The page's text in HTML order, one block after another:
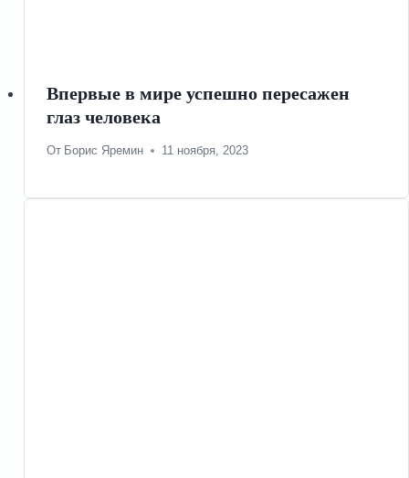
Впервые в мире успешно пересажен
глаз человека
От Борис Яремин 11 ноября, 2023